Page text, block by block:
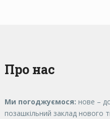
Про нас
Ми погоджуємося: нове –
позашкільний заклад нового